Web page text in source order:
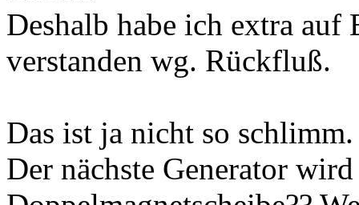
Deshalb habe ich extra
verstanden wg. Rückfluß.
Das ist ja nicht so
Der nächste Generator